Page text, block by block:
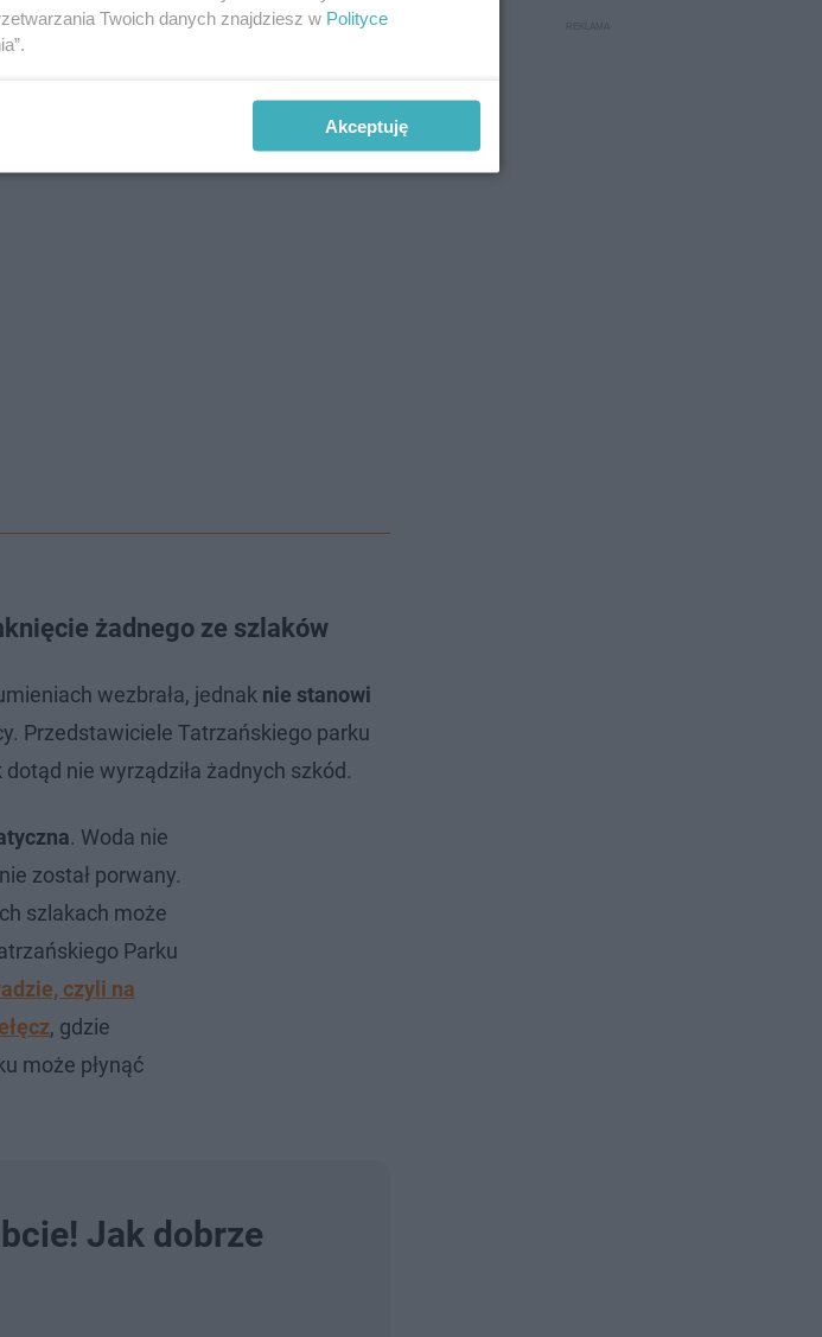
żadnego ze szlaków
wezbrała, jednak nie stanowi
Przedstawiciele Tatrzańskiego parku
nie wyrządziła żadnych szkód.
. Woda nie
został porwany.
szlakach może
Parku
czyli na
, gdzie
może płynąć
Jak dobrze
Twoich danych znajdziesz w Polityce
Akceptuję